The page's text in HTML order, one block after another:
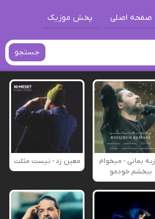
صفحه اصلی پخش موزیک
جستجو
بمانی - میخوام
ببخشم خودمو
معین زد - نیست مثلت